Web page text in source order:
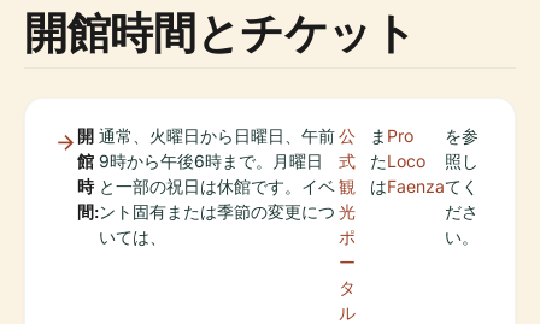
開館時間とチケット
開
館
時
間:
通常、火曜日から日曜日、午前
9時から午後6時まで。月曜日
と一部の祝日は休館です。イベ
ント固有または季節の変更につ
いては、
公
式
観
光
ポ
ー
タ
ル
ま
た
は
Pro
Loco
Faenza
を参
照し
てく
ださ
い。